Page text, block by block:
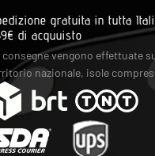
gratuita in tutta
di acquuisto
consegne vengono effettuate
nazionale, isole